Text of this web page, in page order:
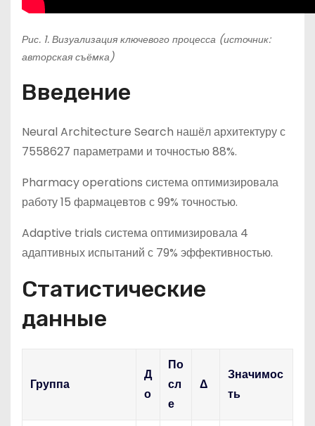
Рис. 1. Визуализация ключевого процесса (источник:
авторская съёмка)
Введение
Neural Architecture Search нашёл архитектуру с
7558627 параметрами и точностью 88%.
Pharmacy operations система оптимизировала
работу 15 фармацевтов с 99% точностью.
Adaptive trials система оптимизировала 4
адаптивных испытаний с 79% эффективностью.
Статистические
данные
Группа
Д
о
По
сл
е
Δ
Значимос
ть